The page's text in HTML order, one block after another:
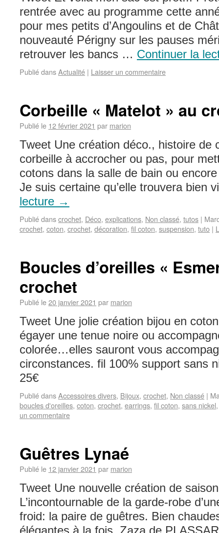
rentrée avec au programme cette
pour mes petits d’Angoulins et de
nouveauté Périgny sur les pauses
retrouver les bancs … Continuer la
Publié dansActualité | Laisser un commentaire
Corbeille « Matelot » au
Publié le 12 février 2021 par marion
Tweet Une création déco., histoire de
corbeille à accrocher ou pas, pour
cotons dans la salle de bain ou
Je suis certaine qu’elle trouvera bien
lecture →
Publié danscrochet, Déco, explications, Non classé, tutos |
crochet, coton, crochet, décoration, fil coton, suspension, tuto |
Boucles d’oreilles «
crochet
Publié le20 janvier 2021 par marion
Tweet Une jolie création bijou en
égayer une tenue noire ou
colorée…elles sauront vous
circonstances. fil 100% support sans
25€
Publié dansAccessoires divers, Bijoux, crochet, Non classé |
boucles d'oreilles, coton, crochet, earrings, fil coton, sans nickel
un commentaire
Guêtres Lynaé
Publié le 12 janvier 2021 par marion
Tweet Une nouvelle création de
L’incontournable de la garde-robe
froid: la paire de guêtres. Bien
élégantes à la fois. Zaza de